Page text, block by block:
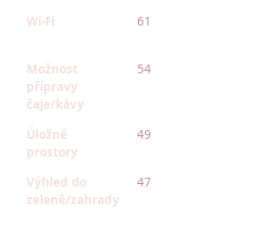
Wi-Fi
61
Možnost
přípravy
čaje/kávy
54
Úložné
prostory
49
Výhled do
zeleně/zahrady
47